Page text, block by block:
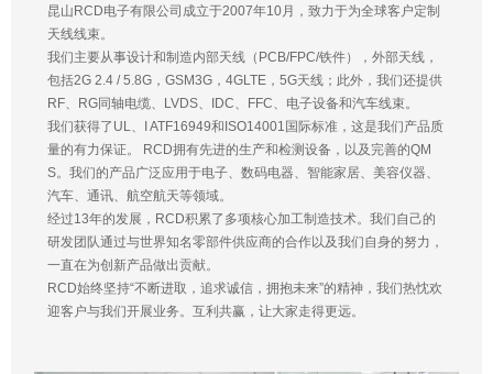
昆山RCD电子有限公司成立于2007年10月，致力于为全球客户定制
天线线束。
我们主要从事设计和制造内部天线（PCB/FPC/铁件），外部天线，
包括2G 2.4 / 5.8G，GSM3G，4GLTE，5G天线；此外，我们还提供
RF、RG同轴电缆、LVDS、IDC、FFC、电子设备和汽车线束。
我们获得了UL、I ATF16949和ISO14001国际标准，这是我们产品质
量的有力保证。 RCD拥有先进的生产和检测设备，以及完善的QM
S。我们的产品广泛应用于电子、数码电器、智能家居、美容仪器、
汽车、通讯、航空航天等领域。
经过13年的发展，RCD积累了多项核心加工制造技术。我们自己的
研发团队通过与世界知名零部件供应商的合作以及我们自身的努力，
一直在为创新产品做出贡献。
RCD始终坚持“不断进取，追求诚信，拥抱未来”的精神，我们热忱欢
迎客户与我们开展业务。互利共赢，让大家走得更远。